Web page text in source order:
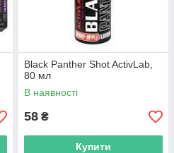
Black Panther Shot ActivLab,
80 мл
В наявності
58 ₴
Купити